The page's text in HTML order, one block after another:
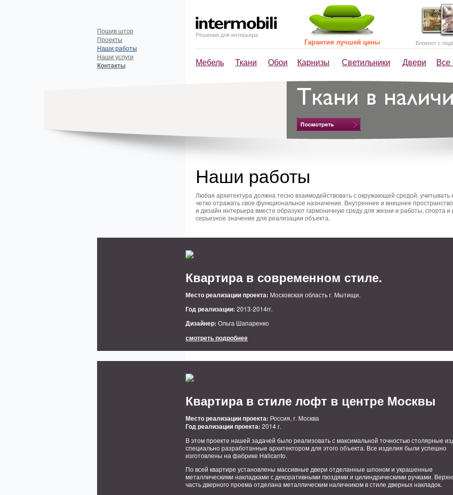
Решения для интерьера
Мебель Ткани Обои Карнизы Светильники Двери Все
Пошив штор
Проекты
Наши работы
Наши услуги
Контакты
Гарантия лучшей цены Блокнот с
Наши работы
Любая архитектура должна тесно взаимодействовать с окружающей средой,
четко отражать свое функциональное назначение. Внутреннее и внешнее
и дизайн интерьера вместе образуют гармоничную среду для жизни и работы, спорта
серьезное значение для реализации объекта.
Квартира в современном стиле.
Место реализации проекта: Московская область г. Мытищи.
Год реализации: 2013-2014гг.
Дизайнер: Ольга Шапаренко
смотреть подробнее
Квартира в стиле лофт в центре Москвы
Место реализации проекта: Россия, г. Москва
Год реализации проекта: 2014 г.
В этом проекте нашей задачей было реализовать с максимальной точностью столярные
специально разработанные архитектором для этого объекта. Все изделия были успешно
изготовлены на фабрике Halicanto.
По всей квартире установлены массивные двери отделанные шпоном и украшенные
металлическими накладками с декоративными гвоздями и цилиндрическими ручками.
часть дверного проема отделана металлическим наличником в стиле дверных накладок.